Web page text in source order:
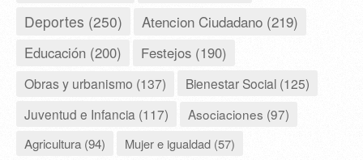
Deportes (250) Atencion Ciudadano (219)
Educación (200) Festejos (190)
Obras y urbanismo (137)
Bienestar Social (125)
Juventud e Infancia (117)
Asociaciones (97)
Agricultura (94)
Mujer e igualdad (57)